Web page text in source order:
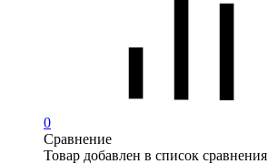
0
Сравнение
Товар добавлен в список сравнения